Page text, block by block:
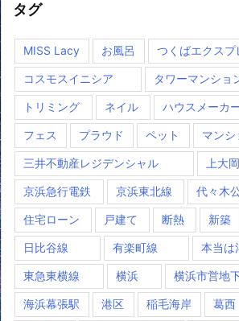
タグ
MISS Lacy お風呂 つくばエクスプ
コスモスイニシア タワーマンショ
トリミング ネイル ハウスメーカ
フェス プラウド ペット マンシ
三井不動産レジデンシャル 上大岡
京浜急行電鉄 京浜東北線 代々木
住宅ローン 戸建て 断熱 新築
日比谷線 有楽町線 本当は
東急東横線 横浜 横浜市営地
海浜幕張駅 港区 稲毛海岸 葛西